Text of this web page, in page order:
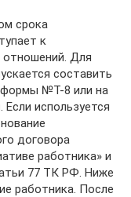
срока
к
Для
составить
формы №Т-8 или на
используется
договора
работника» и
77 ТК РФ. Ниже
работника. После